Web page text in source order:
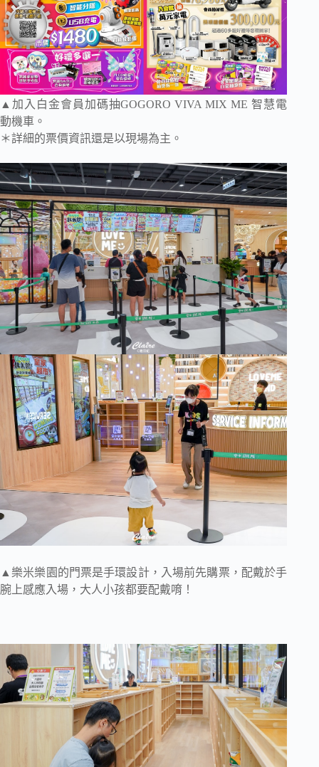
▲加入白金會員加碼抽GOGORO VIVA MIX ME 智慧電
動機車。
＊詳細的票價資訊還是以現場為主。
▲樂米樂園的門票是手環設計，入場前先購票，配戴於手
腕上感應入場，大人小孩都要配戴唷！